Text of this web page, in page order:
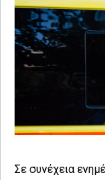
Σε συνέχεια